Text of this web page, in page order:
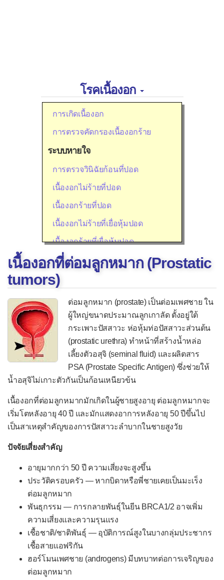
โรคเนื้องอก
การเกิดเนื้องอก
การตรวจคัดกรองเนื้องอกร้าย
ระบบหายใจ
การตรวจวินิฉัยก้อนที่ปอด
เนื้องอกไม่ร้ายที่ปอด
เนื้องอกร้ายที่ปอด
เนื้องอกไม่ร้ายที่เยื่อหุ้มปอด
เนื้องอกร้ายที่เยื่อหุ้มปอด
ระบบย่อยอาหาร
มะเร็งหลอดอาหาร
เนื้องอกไม่ร้ายที่กระเพาะอาหาร
มะเร็งกระเพาะอาหาร
เนื้องอกที่ลำไส้เล็ก
ติ่งเนื้อที่ลำไส้ใหญ่
มะเร็งลำไส้ใหญ่
เนื้องอกไม่ร้ายที่ตับ
เนื้องอกร้ายที่ตับ
ติ่งเนื้อที่ถุงน้ำดี
มะเร็งตับอ่อน
ระบบปัสสาวะ
เนื้องอกไม่ร้ายที่ไต
มะเร็งไต
เนื้องอกไม่ร้ายที่กระเพาะปัสสาวะ
มะเร็งกระเพาะปัสสาวะ
เนื้องอกที่ต่อมลูกหมาก (Prostatic
tumors)
ต่อมลูกหมาก (prostate) เป็นต่อมเพศชาย ใน
ผู้ใหญ่ขนาดประมาณลูกเกาลัด ตั้งอยู่ใต้
กระเพาะปัสสาวะ ห่อหุ้มท่อปัสสาวะส่วนต้น
(prostatic urethra) ทำหน้าที่สร้างน้ำหล่อ
เลี้ยงตัวอสุจิ (seminal fluid) และผลิตสาร
PSA (Prostate Specific Antigen) ซึ่งช่วยให้
น้ำอสุจิไม่เกาะตัวกันเป็นก้อนเหนียวข้น
เนื้องอกที่ต่อมลูกหมากมักเกิดในผู้ชายสูงอายุ ต่อมลูกหมากจะ
เริ่มโตหลังอายุ 40 ปี และมักแสดงอาการหลังอายุ 50 ปีขึ้นไป
เป็นสาเหตุสำคัญของการปัสสาวะลำบากในชายสูงวัย
ปัจจัยเสี่ยงสำคัญ
อายุมากกว่า 50 ปี ความเสี่ยงจะสูงขึ้น
ประวัติครอบครัว — หากบิดาหรือพี่ชายเคยเป็นมะเร็ง
ต่อมลูกหมาก
พันธุกรรม — การกลายพันธุ์ในยีน BRCA1/2 อาจเพิ่ม
ความเสี่ยงและความรุนแรง
เชื้อชาติ/ชาติพันธุ์ — อุบัติการณ์สูงในบางกลุ่มประชากร
เชื้อสายแอฟริกัน
ฮอร์โมนเพศชาย (androgens) มีบทบาทต่อการเจริญของ
ต่อมลูกหมาก